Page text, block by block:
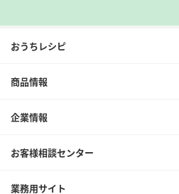
おうちレシピ
商品情報
企業情報
お客様相談センター
業務用サイト